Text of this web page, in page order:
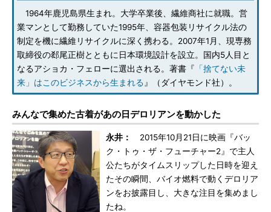
1964年鹿児島県生まれ。大学卒業後、繊維商社に就職。営
業マンとして勤務していた1995年、容器包装リサイクル法の
制定を機に繊維リサイクルに深く携わる。2007年1月、現専務
取締役の郄尾正樹とともに日本環境設計を設立。国内5人目と
なるアショカ・フェローに選出される。著書『 「捨てない未
来」はこのビジネスから生まれる 』（ダイヤモンド社）。
みんなで集めた古着があの日デロリアンを動かした
永井：
2015年10月21日に映画『バッ
ク・トゥ・ザ・フューチャー2』で主人
公たちがタイムスリップした日時を迎え
たその瞬間、バイオ燃料で動くデロリア
ンをお披露目し、大きな注目を集めまし
たね。